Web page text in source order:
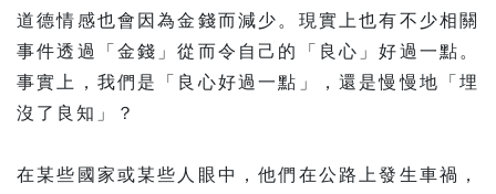
道德情感也會因為金錢而減少。現實上也有不少相關
事件透過「金錢」從而令自己的「良心」好過一點。
事實上，我們是「良心好過一點」，還是慢慢地「埋
沒了良知」？
在某些國家或某些人眼中，他們在公路上發生車禍，